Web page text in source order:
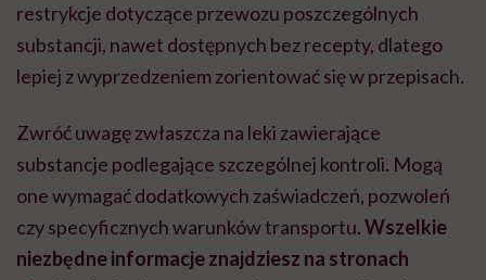
restrykcje dotyczące przewozu poszczególnych
substancji, nawet dostępnych bez recepty, dlatego
lepiej z wyprzedzeniem zorientować się w przepisach.
Zwróć uwagę zwłaszcza na leki zawierające
substancje podlegające szczególnej kontroli. Mogą
one wymagać dodatkowych zaświadczeń, pozwoleń
czy specyficznych warunków transportu.Wszelkie
niezbędne informacje znajdziesz na stronach